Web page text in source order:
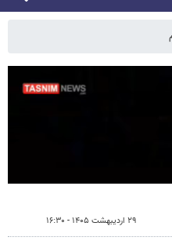
۲۹ اردیبهشت ۱۴۰۵ - ۱۶:۳۰